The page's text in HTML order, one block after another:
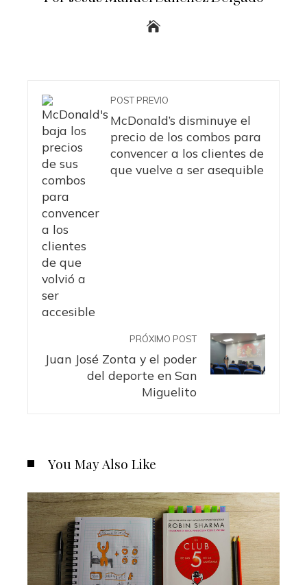
POST PREVIO
McDonald’s disminuye el
precio de los combos para
convencer a los clientes de
que vuelve a ser asequible
PRÓXIMO POST
Juan José Zonta y el poder
del deporte en San
Miguelito
You May Also Like